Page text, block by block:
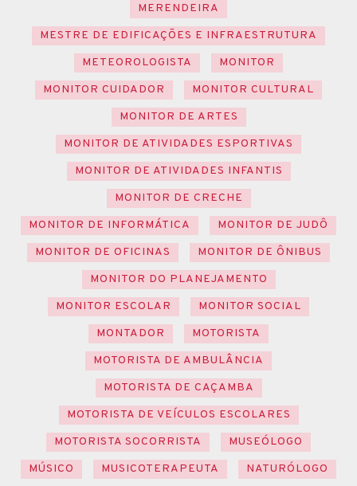
MERENDEIRA
MESTRE DE EDIFICAÇÕES E INFRAESTRUTURA
METEOROLOGISTA
MONITOR
MONITOR CUIDADOR
MONITOR CULTURAL
MONITOR DE ARTES
MONITOR DE ATIVIDADES ESPORTIVAS
MONITOR DE ATIVIDADES INFANTIS
MONITOR DE CRECHE
MONITOR DE INFORMÁTICA
MONITOR DE JUDÔ
MONITOR DE OFICINAS
MONITOR DE ÔNIBUS
MONITOR DO PLANEJAMENTO
MONITOR ESCOLAR
MONITOR SOCIAL
MONTADOR
MOTORISTA
MOTORISTA DE AMBULÂNCIA
MOTORISTA DE CAÇAMBA
MOTORISTA DE VEÍCULOS ESCOLARES
MOTORISTA SOCORRISTA
MUSEÓLOGO
MÚSICO
MUSICOTERAPEUTA
NATURÓLOGO